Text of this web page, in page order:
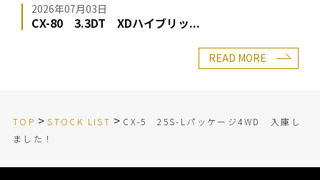
2026年07月03日
CX-80 3.3DT XDハイブリッ...
READ MORE
TOP >STOCK LIST > CX-5 25S-Lパッケージ4WD 入庫し
ました！